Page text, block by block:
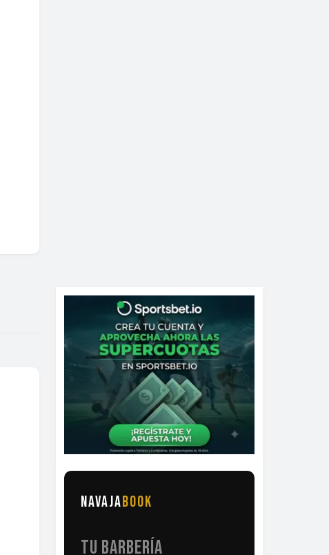
NAVAJABOOK
TU BARBERÍA